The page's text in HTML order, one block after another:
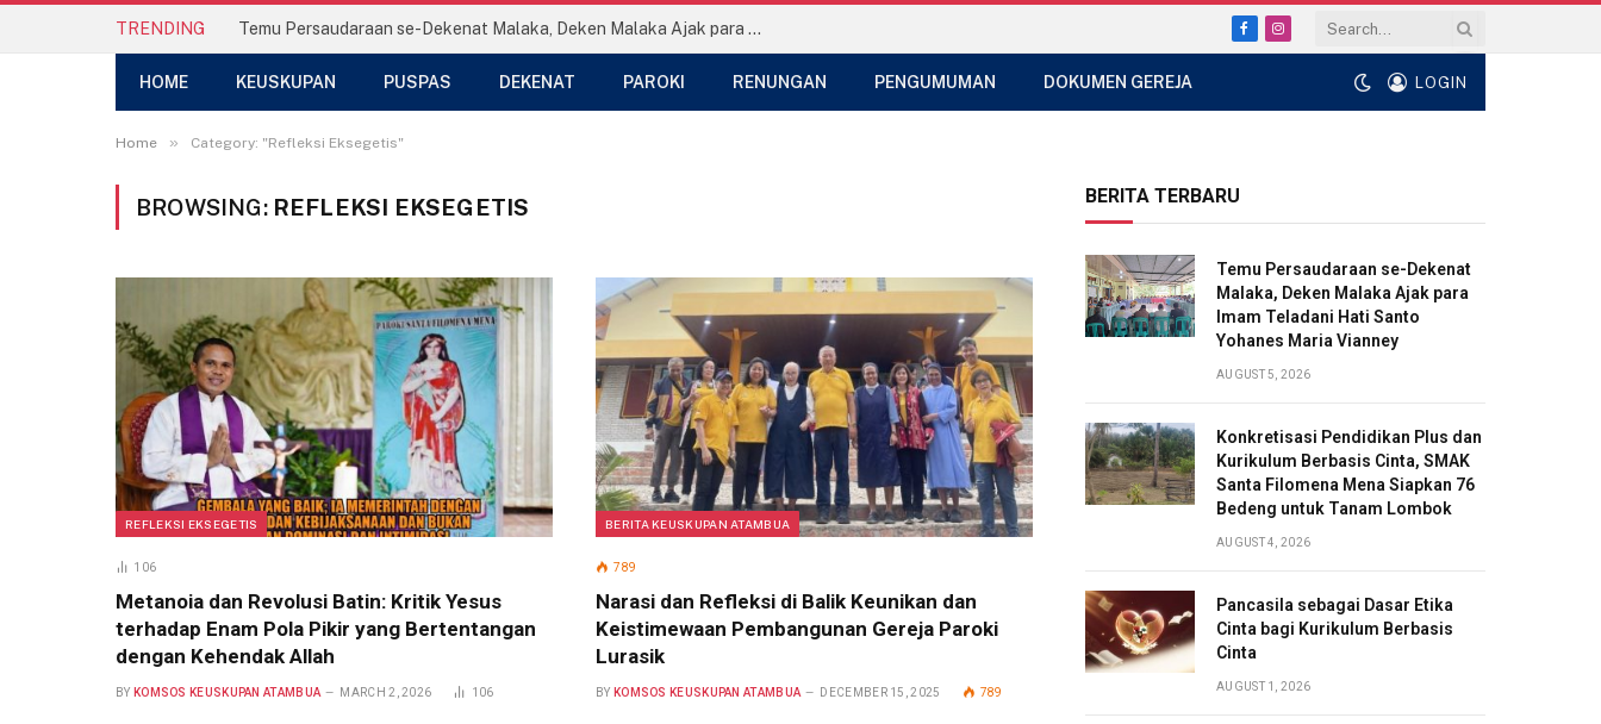
TRENDING Temu Persaudaraan se-Dekenat Malaka, Deken Malaka Ajak para Imam Teladani Hati Santo Yohanes Maria Vianney
FacebookInstagram
HOME KEUSKUPAN PUSPAS DEKENAT PAROKI RENUNGAN PENGUMUMAN DOKUMEN GEREJA LOGIN
Home » Category: "Refleksi Eksegetis"
BROWSING: REFLEKSI EKSEGETIS
REFLEKSI EKSEGETIS
106
Metanoia dan Revolusi Batin: Kritik Yesus
terhadap Enam Pola Pikir yang Bertentangan
dengan Kehendak Allah
BY KOMSOS KEUSKUPAN ATAMBUA MARCH 2, 2026 106
BERITA KEUSKUPAN ATAMBUA
789
Narasi dan Refleksi di Balik Keunikan dan
Keistimewaan Pembangunan Gereja Paroki
Lurasik
BY KOMSOS KEUSKUPAN ATAMBUA DECEMBER 15, 2025 789
BERITA TERBARU
Temu Persaudaraan se-Dekenat
Malaka, Deken Malaka Ajak para
Imam Teladani Hati Santo
Yohanes Maria Vianney
AUGUST 5, 2026
Konkretisasi Pendidikan Plus dan
Kurikulum Berbasis Cinta, SMAK
Santa Filomena Mena Siapkan 76
Bedeng untuk Tanam Lombok
AUGUST 4, 2026
Pancasila sebagai Dasar Etika
Cinta bagi Kurikulum Berbasis
Cinta
AUGUST 1, 2026